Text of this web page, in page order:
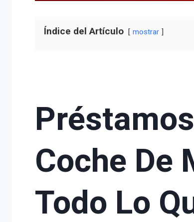
Índice del Artículo mostrar
Coche De
Todo Lo